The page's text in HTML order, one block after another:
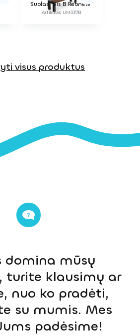
Suolas "Sis B Rebnew"
Artikulas: UM337B
visus produktus
domina mūsų
turite klausimų ar
nuo ko pradėti,
su mumis. Mes
padėsime!